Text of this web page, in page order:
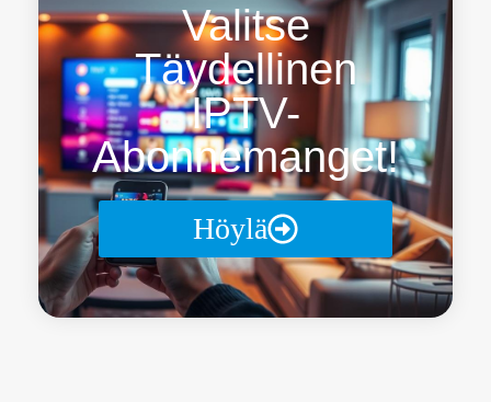
Valitse
Täydellinen
IPTV-
Abonnemanget!
Höylä